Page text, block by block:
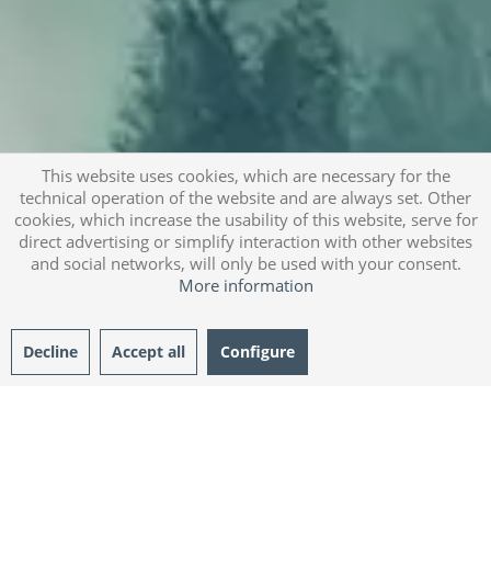
This website uses cookies, which are necessary for the
technical operation of the website and are always set. Other
cookies, which increase the usability of this website, serve for
direct advertising or simplify interaction with other websites
and social networks, will only be used with your consent.
More information
Decline Accept all Configure